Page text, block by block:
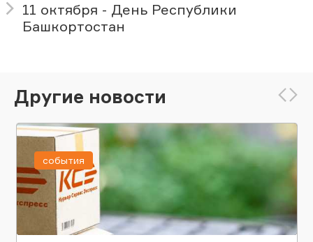
11 октября - День Республики
Башкортостан
Другие новости
события